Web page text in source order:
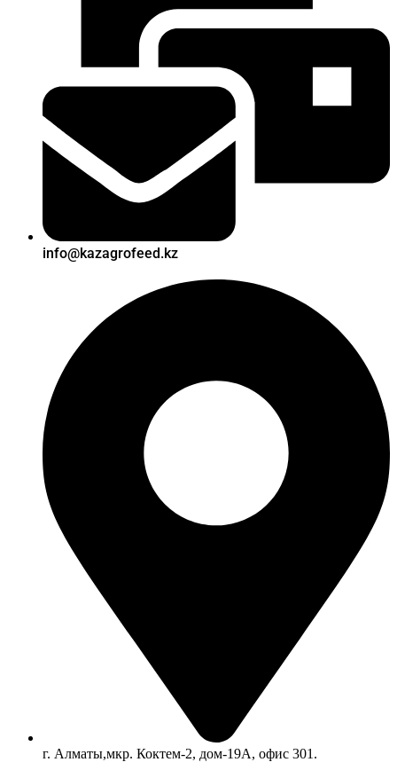
info@kazagrofeed.kz
г. Алматы,мкр. Коктем-2, дом-19А, офис 301.